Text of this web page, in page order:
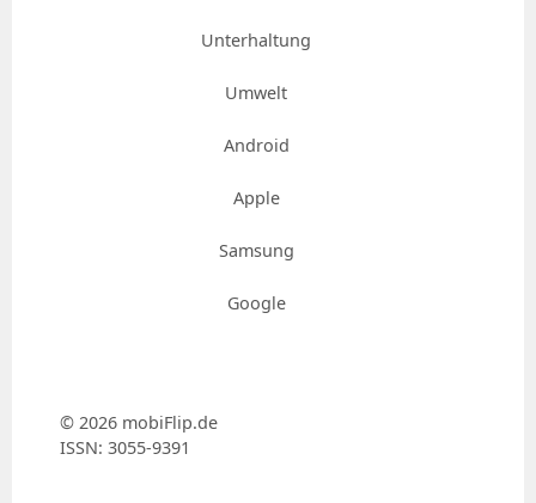
Unterhaltung
Umwelt
Android
Apple
Samsung
Google
© 2026 mobiFlip.de
ISSN: 3055-9391